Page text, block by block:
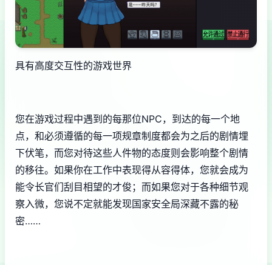
具有高度交互性的游戏世界
您在游戏过程中遇到的每那位NPC，到达的每一个地
点，和必须遵循的每一项规章制度都会为之后的剧情埋
下伏笔，而您对待这些人件物的态度则会影响整个剧情
的移往。如果你在工作中表现得从容得体，您就会成为
能令长官们刮目相望的才俊；而如果您对于各种细节观
察入微，您说不定就能发现国家安全局深藏不露的秘
密……